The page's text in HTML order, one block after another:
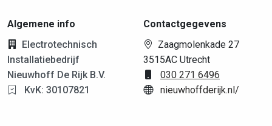
Algemene info
Electrotechnisch
Installatiebedrijf
Nieuwhoff De Rijk B.V.
KvK: 30107821
Contactgegevens
Zaagmolenkade 27
3515AC Utrecht
030 271 6496
nieuwhoffderijk.nl/